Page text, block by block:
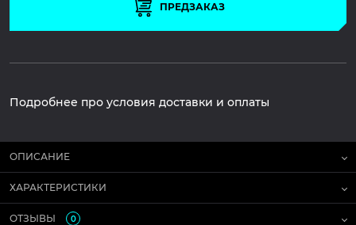
ПРЕДЗАКАЗ
Подробнее про условия доставки и оплаты
ОПИСАНИЕ
ХАРАКТЕРИСТИКИ
ОТЗЫВЫ 0